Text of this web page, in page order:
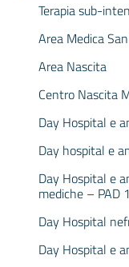
Terapia sub-
Area Medica
Area Nascita
Centro Nascita
Day Hospital e
Day hospital e
Day Hospital e
mediche – PAD
Day Hospital
Day Hospital e